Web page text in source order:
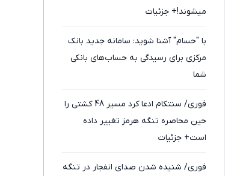
میشوند!+ جزئیات
با "حسام" آشنا شوید: سامانه جدید بانک
مرکزی برای رسیدگی به حساب‌های بانکی
شما
فوری/ سنتکام ادعا کرد مسیر 48 کشتی را
حین محاصره تنگه هرمز تغییر داده
است+ جزئیات
فوری/ شنیده شدن صدای انفجار در تنگه